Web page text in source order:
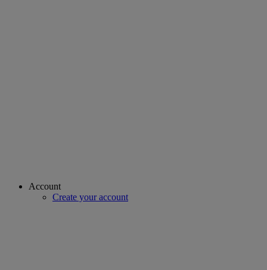
Account
Create your account